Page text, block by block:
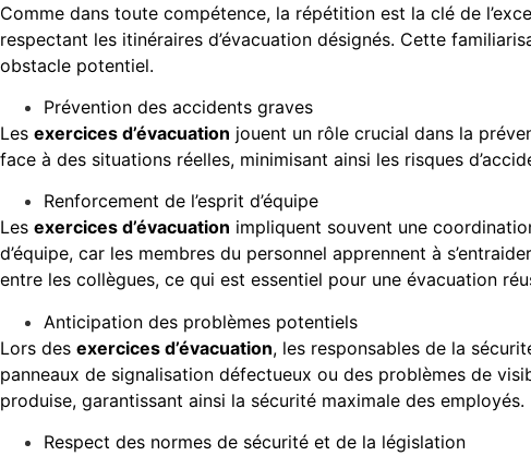
Comme dans toute compétence, la répétition est la clé de
respectant les itinéraires d’évacuation désignés. Cette
obstacle potentiel.
Prévention des accidents graves
Les exercices d’évacuation jouent un rôle crucial dans la
face à des situations réelles, minimisant ainsi les risques
Renforcement de l’esprit d’équipe
Les exercices d’évacuation impliquent souvent une
d’équipe, car les membres du personnel apprennent à
entre les collègues, ce qui est essentiel pour une évacuation
Anticipation des problèmes potentiels
Lors des exercices d’évacuation, les responsables de la
panneaux de signalisation défectueux ou des problèmes de
produise, garantissant ainsi la sécurité maximale des employés.
Respect des normes de sécurité et de la législation